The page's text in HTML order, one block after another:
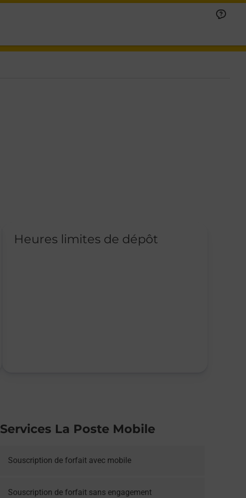
Heures limites de dépôt
Services La Poste Mobile
Souscription de forfait avec mobile
Souscription de forfait sans engagement